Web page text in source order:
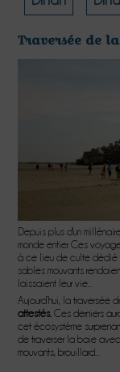
Traversée de
Depuis plus d'un
monde entier. Ces
à ce lieu de culte dédié
sables mouvants
laissaient leur vie...
Aujourd’hui, la
attestés.Ces derniers
cet écosystème
de traverser la baie avec
mouvants, brouillard...